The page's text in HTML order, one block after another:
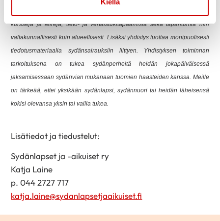
kursseja ja leirejä, tieto- ja vertaistukitapaamisia sekä tapahtumia niin
valtakunnallisesti kuin alueellisesti. Lisäksi yhdistys tuottaa monipuolisesti
tiedotusmateriaalia sydänsairauksiin liittyen. Yhdistyksen toiminnan
tarkoituksena on tukea sydänperheitä heidän jokapäiväisessä
jaksamisessaan sydänvian mukanaan tuomien haasteiden kanssa. Meille
on tärkeää, ettei yksikään sydänlapsi, sydännuori tai heidän läheisensä
kokisi olevansa yksin tai vailla tukea.
Lisätiedot ja tiedustelut:
Sydänlapset ja -aikuiset ry
Katja Laine
p. 044 2727 717
katja.laine@sydanlapsetjaaikuiset.fi